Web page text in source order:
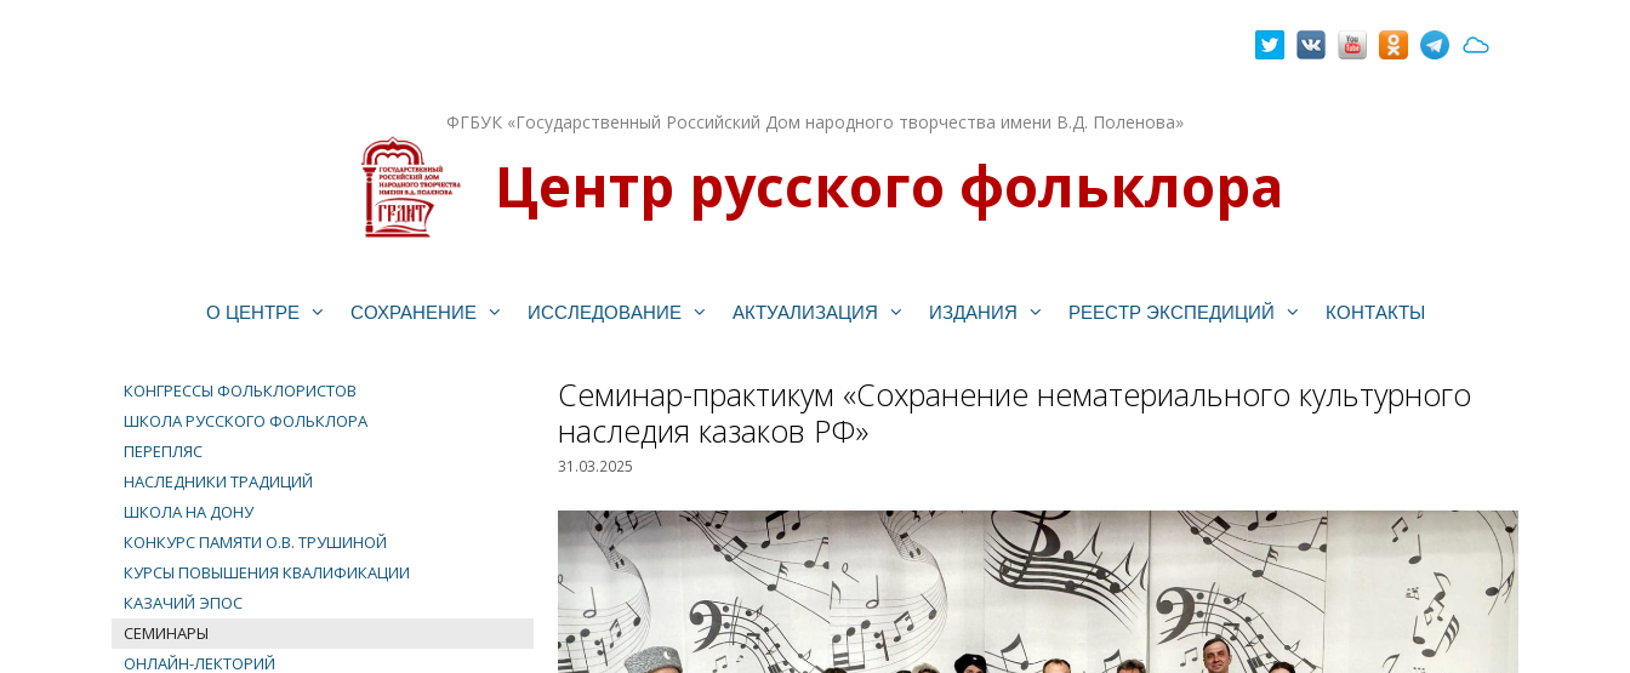
ФГБУК «Государственный Российский Дом народного творчества имени В.Д. Поленова»
Центр русского фольклора
О ЦЕНТРЕ СОХРАНЕНИЕ ИССЛЕДОВАНИЕ АКТУАЛИЗАЦИЯ ИЗДАНИЯ РЕЕСТР ЭКСПЕДИЦИЙ КОНТАКТЫ
Семинар-практикум «Сохранение нематериального культурного
наследия казаков РФ»
31.03.2025
КОНГРЕССЫ ФОЛЬКЛОРИСТОВ
ШКОЛА РУССКОГО ФОЛЬКЛОРА
ПЕРЕПЛЯС
НАСЛЕДНИКИ ТРАДИЦИЙ
ШКОЛА НА ДОНУ
КОНКУРС ПАМЯТИ О.В. ТРУШИНОЙ
КУРСЫ ПОВЫШЕНИЯ КВАЛИФИКАЦИИ
КАЗАЧИЙ ЭПОС
СЕМИНАРЫ
ОНЛАЙН-ЛЕКТОРИЙ